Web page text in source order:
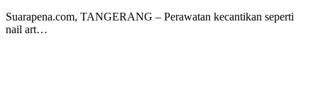
Suarapena.com, TANGERANG – Perawatan kecantikan seperti
nail art…